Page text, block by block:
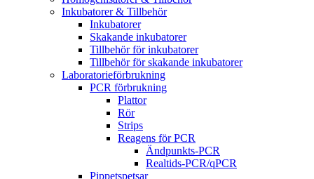
Inkubatorer & Tillbehör
Inkubatorer
Skakande inkubatorer
Tillbehör för inkubatorer
Tillbehör för skakande inkubatorer
Laboratorieförbrukning
PCR förbrukning
Plattor
Rör
Strips
Reagens för PCR
Ändpunkts-PCR
Realtids-PCR/qPCR
Pippetspetsar